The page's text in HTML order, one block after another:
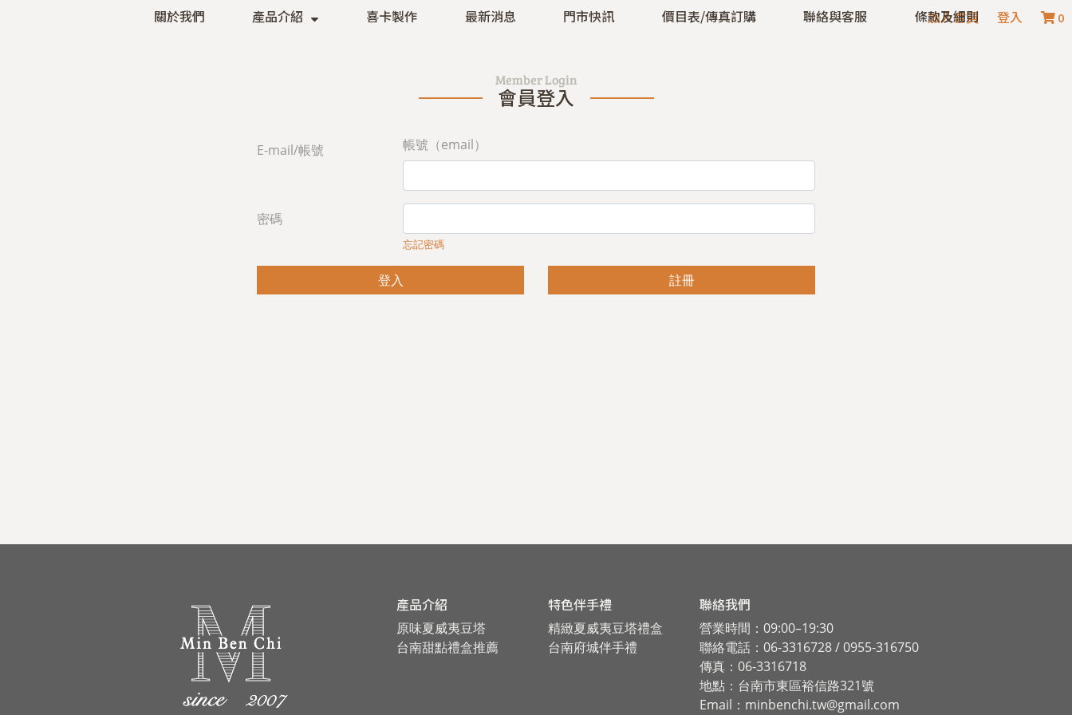
加入會員 登入 0
關於我們 產品介紹 喜卡製作 最新消息 門市快訊 價目表/傳真訂購 聯絡與客服 條款及細則
Member Login
會員登入
E-mail/帳號 帳號（email）
密碼
忘記密碼
登入 註冊
產品介紹
原味夏威夷豆塔
台南甜點禮盒推薦
特色伴手禮
精緻夏威夷豆塔禮盒
台南府城伴手禮
聯絡我們
營業時間：09:00–19:30
聯絡電話：06-3316728 / 0955-316750
傳真：06-3316718
地點：台南市東區裕信路321號
Email：minbenchi.tw@gmail.com